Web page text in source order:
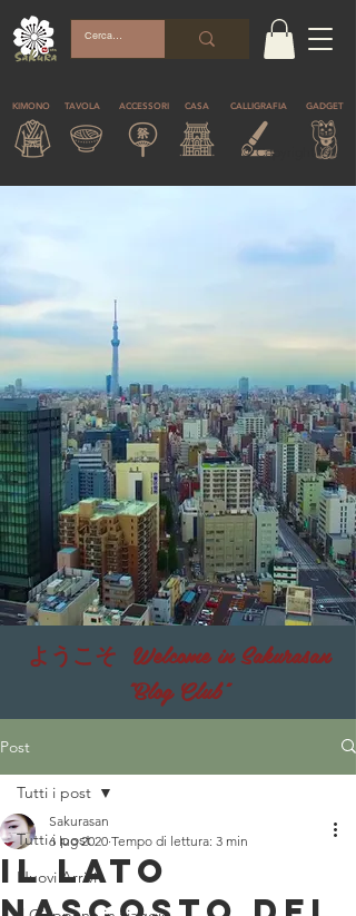
KIMONO TAVOLA ACCESSORI CASA CALLIGRAFIA GADGET
© Copyright
ようこそ Welcome in Sakurasan
"Blog Club"
Post
Tutti i post
Nuovi Arrivi
Tutti i post
IL LATO
Sakurasan
6 lug 2020 Tempo di lettura: 3 min